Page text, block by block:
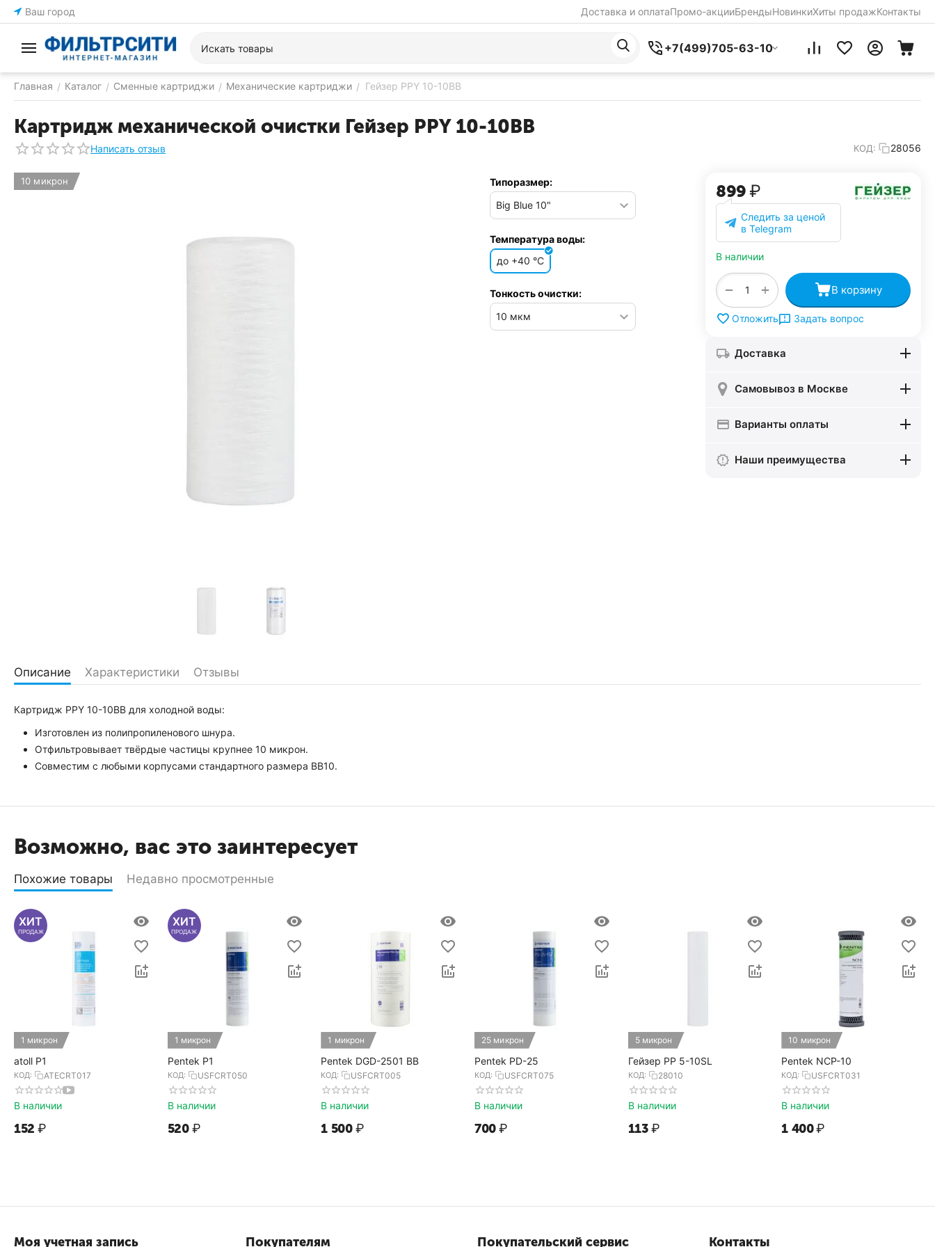
Ваш город Доставка и оплатаПромо-акцииБрендыНовинкиХиты продажКонтакты
+7(499)705-63-10
Главная / Каталог / Сменные картриджи / Механические картриджи / Гейзер PPY 10-10BB
Картридж механической очистки Гейзер PPY 10-10BB
Написать отзыв КОД: 28056
10 микрон Типоразмер:
Температура воды:
до +40 °C
Тонкость очистки:
‍899‍₽
Следить за ценой
в Telegram
В наличии
+
− В корзину
Отложить Задать вопрос
Доставка
Самовывоз в Москве
Варианты оплаты
Наши преимущества
Описание Характеристики Отзывы
Картридж PPY 10-10BB для холодной воды:
Изготовлен из полипропиленового шнура.
Отфильтровывает твёрдые частицы крупнее 10 микрон.
Совместим с любыми корпусами стандартного размера BB10.
Возможно, вас это заинтересует
Похожие товары Недавно просмотренные
1 микрон
ХИТ
ПРОДАЖ
atoll P1
КОД: ATECRT017
В наличии
‍152‍ ₽
1 микрон
ХИТ
ПРОДАЖ
Pentek P1
КОД: USFCRT050
В наличии
‍520‍ ₽
1 микрон
Pentek DGD-2501 BB
КОД: USFCRT005
В наличии
1 500 ₽
25 микрон
Pentek PD-25
КОД: USFCRT075
В наличии
‍700‍₽
5 микрон
Гейзер PP 5-10SL
КОД: 28010
В наличии
‍113‍ ₽
10 микрон
Pentek NCP-10
КОД: USFCRT031
В наличии
1 400₽
Моя учетная запись Покупателям Покупательский сервис Контакты